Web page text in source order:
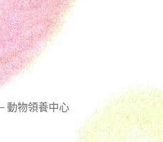
動物領養中心